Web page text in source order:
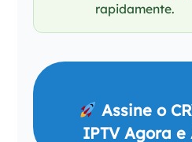
rapidamente.
Assine o
IPTV Agora